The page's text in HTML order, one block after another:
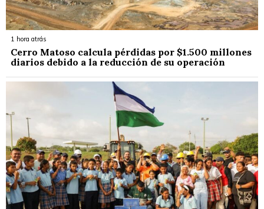
1 hora atrás
Cerro Matoso calcula pérdidas por $1.500 millones
diarios debido a la reducción de su operación